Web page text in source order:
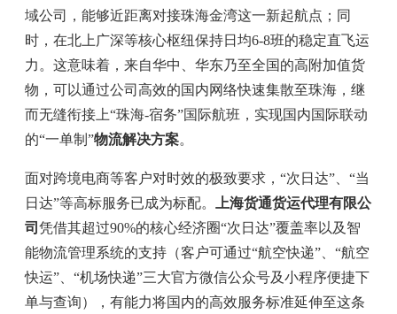
域公司，能够近距离对接珠海金湾这一新起航点；同
时，在北上广深等核心枢纽保持日均6-8班的稳定直飞运
力。这意味着，来自华中、华东乃至全国的高附加值货
物，可以通过公司高效的国内网络快速集散至珠海，继
而无缝衔接上“珠海-宿务”国际航班，实现国内国际联动
的“一单制”物流解决方案。
面对跨境电商等客户对时效的极致要求，“次日达”、“当
日达”等高标服务已成为标配。
上海货通货运代理有限公
司 凭借其超过90%的核心经济圈“次日达”覆盖率以及智
能物流管理系统的支持（客户可通过“航空快递”、“航空
快运”、“机场快递”三大官方微信公众号及小程序便捷下
单与查询），有能力将国内的高效服务标准延伸至这条